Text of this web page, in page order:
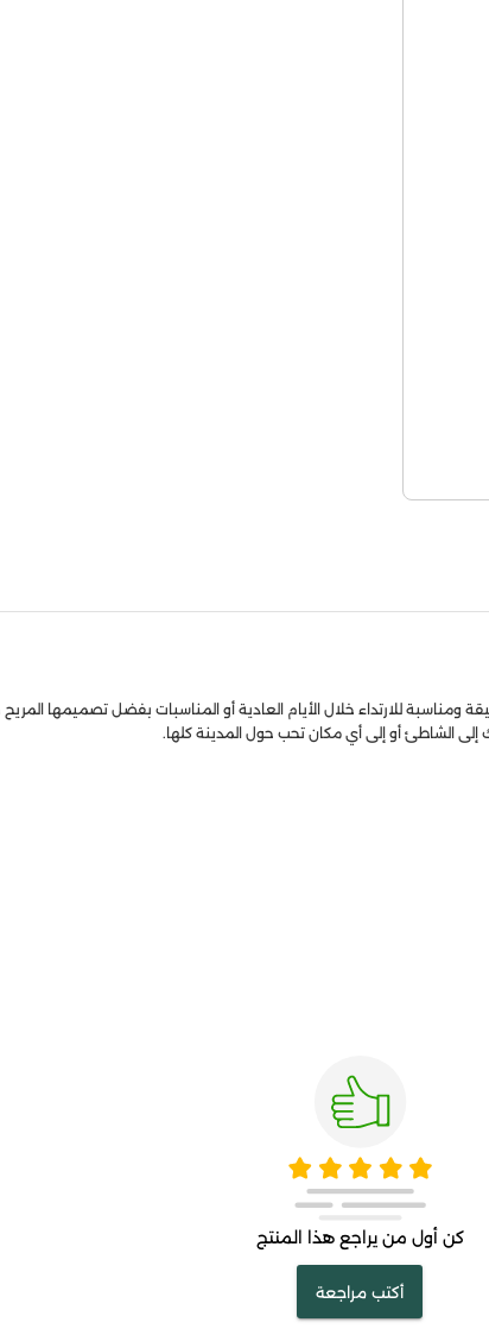
للارتداء خلال الأيام العادية أو المناسبات بفضل تصميمها المريح
الشاطئ أو إلى أي مكان تحب حول المدينة كلها.
كن أول من يراجع هذا المنتج
أكتب مراجعة